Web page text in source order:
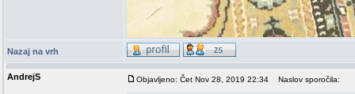
Nazaj na vrh
AndrejS Objavljeno: Čet Nov 28, 2019 22:34 Naslov sporočila: